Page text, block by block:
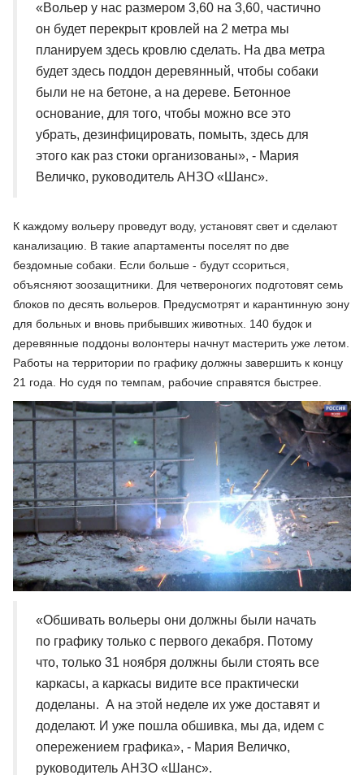
«Вольер у нас размером 3,60 на 3,60, частично
он будет перекрыт кровлей на 2 метра мы
планируем здесь кровлю сделать. На два метра
будет здесь поддон деревянный, чтобы собаки
были не на бетоне, а на дереве. Бетонное
основание, для того, чтобы можно все это
убрать, дезинфицировать, помыть, здесь для
этого как раз стоки организованы», - Мария
Величко, руководитель АНЗО «Шанс».
К каждому вольеру проведут воду, установят свет и сделают
канализацию. В такие апартаменты поселят по две
бездомные собаки. Если больше - будут ссориться,
объясняют зоозащитники. Для четвероногих подготовят семь
блоков по десять вольеров. Предусмотрят и карантинную зону
для больных и вновь прибывших животных. 140 будок и
деревянные поддоны волонтеры начнут мастерить уже летом.
Работы на территории по графику должны завершить к концу
21 года. Но судя по темпам, рабочие справятся быстрее.
«Обшивать вольеры они должны были начать
по графику только с первого декабря. Потому
что, только 31 ноября должны были стоять все
каркасы, а каркасы видите все практически
доделаны. А на этой неделе их уже доставят и
доделают. И уже пошла обшивка, мы да, идем с
опережением графика», - Мария Величко,
руководитель АНЗО «Шанс».